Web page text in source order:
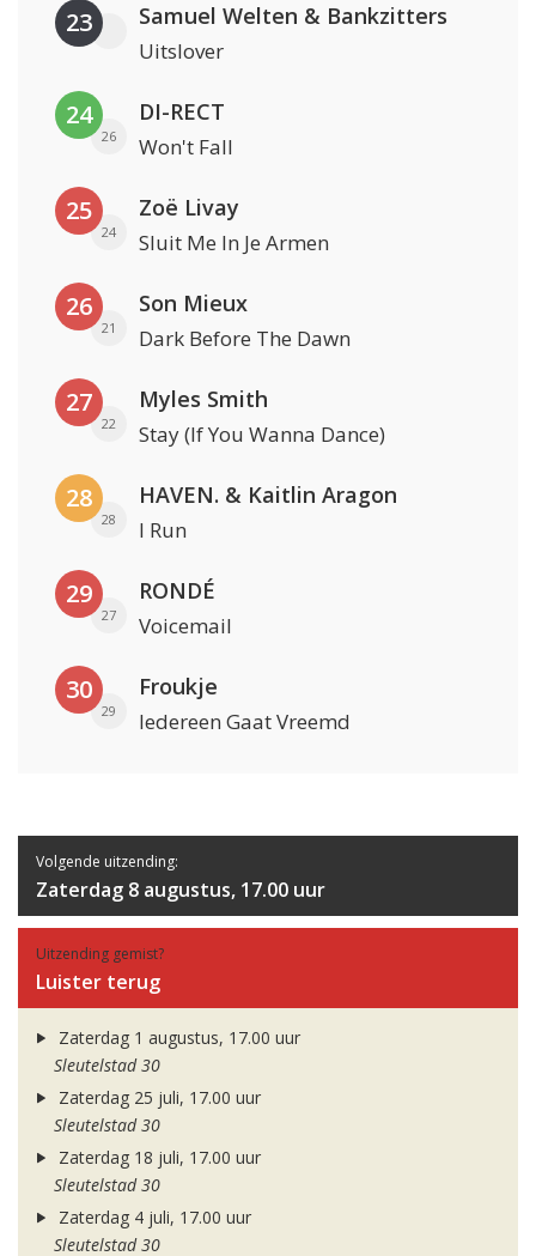
23 Samuel Welten & Bankzitters
Uitslover
24
26
DI-RECT
Won't Fall
25
24
Zoë Livay
Sluit Me In Je Armen
26
21
Son Mieux
Dark Before The Dawn
27
22
Myles Smith
Stay (If You Wanna Dance)
28
28
HAVEN. & Kaitlin Aragon
I Run
29
27
RONDÉ
Voicemail
30
29
Froukje
Iedereen Gaat Vreemd
Volgende uitzending:
Zaterdag 8 augustus, 17.00 uur
Uitzending gemist?
Luister terug
Zaterdag 1 augustus, 17.00 uur
Sleutelstad 30
Zaterdag 25 juli, 17.00 uur
Sleutelstad 30
Zaterdag 18 juli, 17.00 uur
Sleutelstad 30
Zaterdag 4 juli, 17.00 uur
Sleutelstad 30